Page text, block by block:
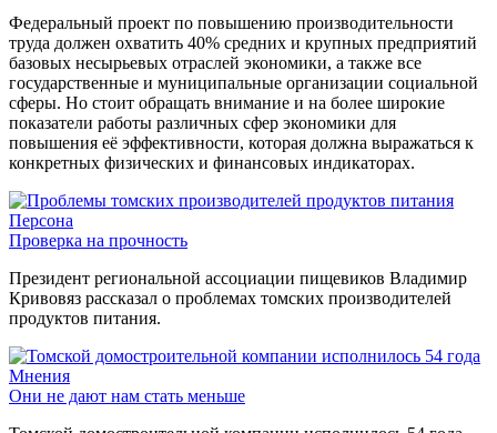
Федеральный проект по повышению производительности
труда должен охватить 40% средних и крупных предприятий
базовых несырьевых отраслей экономики, а также все
государственные и муниципальные организации социальной
сферы. Но стоит обращать внимание и на более широкие
показатели работы различных сфер экономики для
повышения её эффективности, которая должна выражаться к
конкретных физических и финансовых индикаторах.
Персона
Проверка на прочность
Президент региональной ассоциации пищевиков Владимир
Кривовяз рассказал о проблемах томских производителей
продуктов питания.
Мнения
Они не дают нам стать меньше